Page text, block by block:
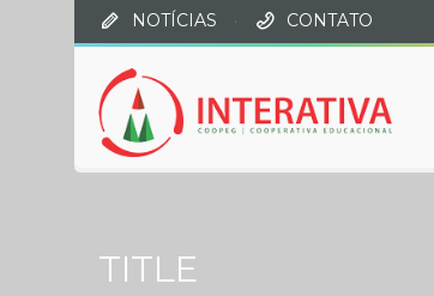
NOTÍCIAS · CONTATO
TITLE